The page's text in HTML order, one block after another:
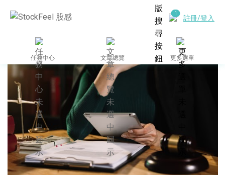
註冊/登入
任務中心 文章總覽 更多選單